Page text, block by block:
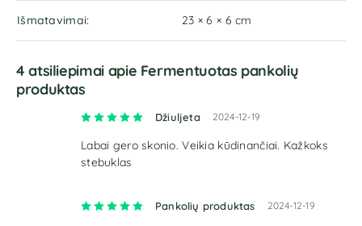
Išmatavimai 23 × 6 × 6 cm
4 atsiliepimai apie Fermentuotas pankolių
produktas
Įvertinimas: 5iš 5
Džiuljeta 2024-12-19
Labai gero skonio. Veikia kūdinančiai. Kažkoks
stebuklas
Įvertinimas:5iš 5
Pankolių produktas 2024-12-19